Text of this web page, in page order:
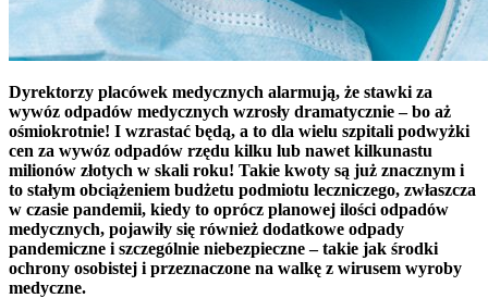
Dyrektorzy placówek medycznych alarmują, że stawki za
wywóz odpadów medycznych wzrosły dramatycznie – bo aż
ośmiokrotnie! I wzrastać będą, a to dla wielu szpitali podwyżki
cen za wywóz odpadów rzędu kilku lub nawet kilkunastu
milionów złotych w skali roku! Takie kwoty są już znacznym i
to stałym obciążeniem budżetu podmiotu leczniczego, zwłaszcza
w czasie pandemii, kiedy to oprócz planowej ilości odpadów
medycznych, pojawiły się również dodatkowe odpady
pandemiczne i szczególnie niebezpieczne – takie jak środki
ochrony osobistej i przeznaczone na walkę z wirusem wyroby
medyczne.